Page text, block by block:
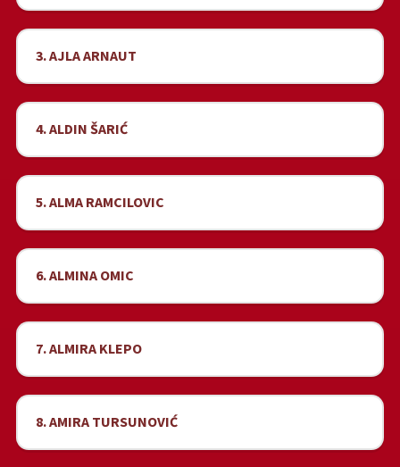
3. AJLA ARNAUT
4. ALDIN ŠARIĆ
5. ALMA RAMCILOVIC
6. ALMINA OMIC
7. ALMIRA KLEPO
8. AMIRA TURSUNOVIĆ